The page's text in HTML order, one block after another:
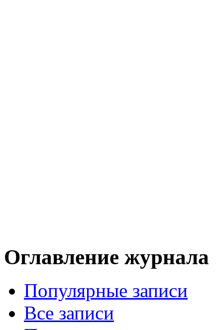
Оглавление журнала
Популярные записи
Все записи